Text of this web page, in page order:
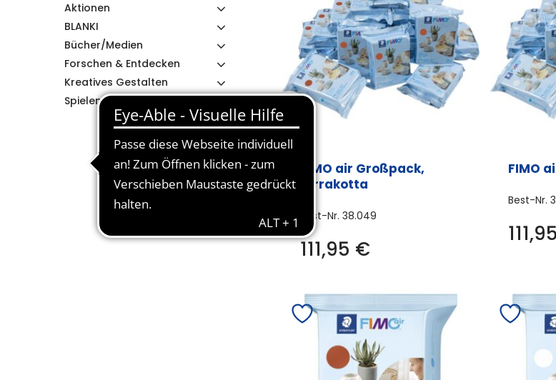
Aktionen
BLANKI
Bücher/Medien
Forschen & Entdecken
Kreatives Gestalten
Spielen & Lernen
FIMO air Großpack,
terrakotta
Best-Nr.38.049
111,95 €
FIMO
Best-Nr.
111,95